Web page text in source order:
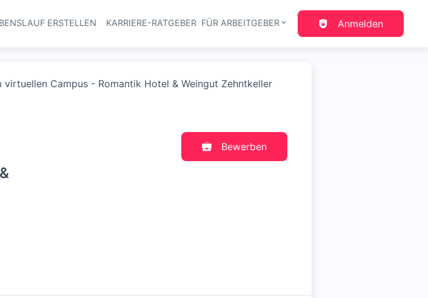
Haupt-Navigation
ERSTELLEN KARRIERE-RATGEBER FÜR ARBEITGEBER Anmelden
virtuellen Campus - Romantik Hotel & Weingut Zehntkeller
Bewerben